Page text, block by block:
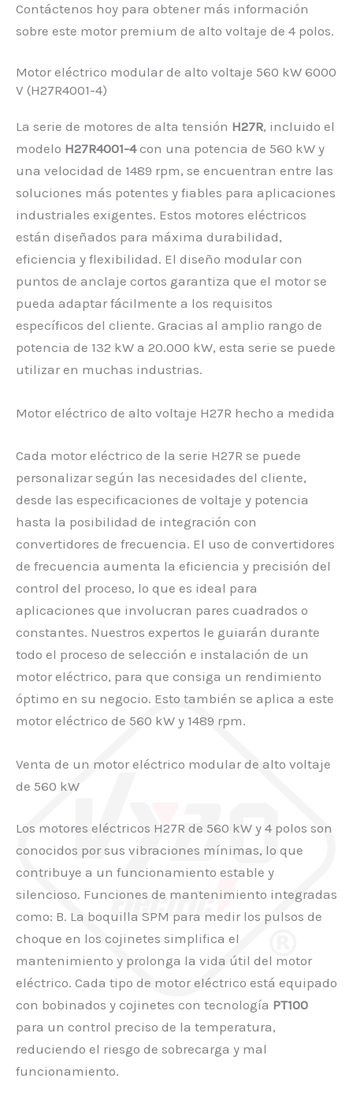
Contáctenos hoy para obtener más información
sobre este motor premium de alto voltaje de 4 polos.
Motor eléctrico modular de alto voltaje 560 kW 6000
V (H27R4001-4)
La serie de motores de alta tensión H27R, incluido el
modelo H27R4001-4con una potencia de 560 kW y
una velocidad de 1489 rpm, se encuentran entre las
soluciones más potentes y fiables para aplicaciones
industriales exigentes. Estos motores eléctricos
están diseñados para máxima durabilidad,
eficiencia y flexibilidad. El diseño modular con
puntos de anclaje cortos garantiza que el motor se
pueda adaptar fácilmente a los requisitos
específicos del cliente. Gracias al amplio rango de
potencia de 132 kW a 20.000 kW, esta serie se puede
utilizar en muchas industrias.
Motor eléctrico de alto voltaje H27R hecho a medida
Cada motor eléctrico de la serie H27R se puede
personalizar según las necesidades del cliente,
desde las especificaciones de voltaje y potencia
hasta la posibilidad de integración con
convertidores de frecuencia. El uso de convertidores
de frecuencia aumenta la eficiencia y precisión del
control del proceso, lo que es ideal para
aplicaciones que involucran pares cuadrados o
constantes. Nuestros expertos le guiarán durante
todo el proceso de selección e instalación de un
motor eléctrico, para que consiga un rendimiento
óptimo en su negocio. Esto también se aplica a este
motor eléctrico de 560 kW y 1489 rpm.
Venta de un motor eléctrico modular de alto voltaje
de 560 kW
Los motores eléctricos H27R de 560 kW y 4 polos son
conocidos por sus vibraciones mínimas, lo que
contribuye a un funcionamiento estable y
silencioso. Funciones de mantenimiento integradas
como: B. La boquilla SPM para medir los pulsos de
choque en los cojinetes simplifica el
mantenimiento y prolonga la vida útil del motor
eléctrico. Cada tipo de motor eléctrico está equipado
con bobinados y cojinetes con tecnología PT100
para un control preciso de la temperatura,
reduciendo el riesgo de sobrecarga y mal
funcionamiento.